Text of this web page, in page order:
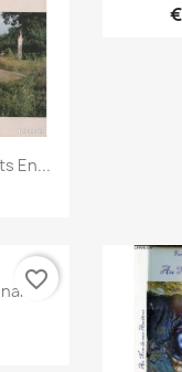
En...
:
favorite_border